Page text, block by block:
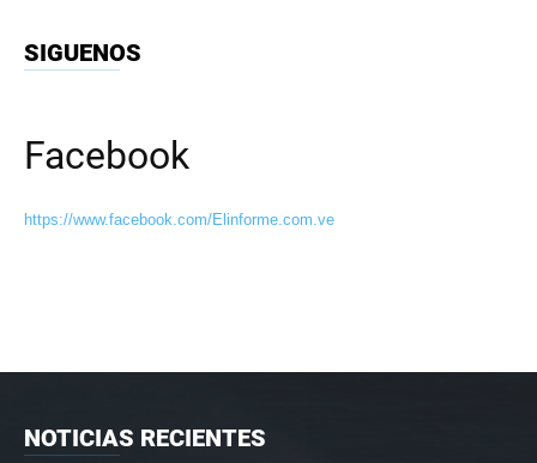
SIGUENOS
Facebook
https://www.facebook.com/Elinforme.com.ve
NOTICIAS RECIENTES